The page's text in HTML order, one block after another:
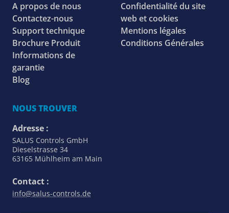
A propos de nous
Contactez-nous
Support technique
Brochure Produit
Informations de
garantie
Blog
Confidentialité du site
web et cookies
Mentions légales
Conditions Générales
NOUS TROUVER
Adresse :
SALUS Controls GmbH
Dieselstrasse 34
63165 Mühlheim am Main
Contact :
info@salus-controls.de